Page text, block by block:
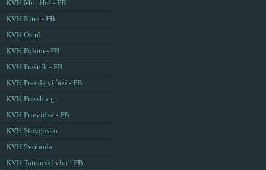
KVH Mor Ho! - FB
KVH Nitra - FB
KVH Ostrô
KVH Polom - FB
KVH Prašník - FB
KVH Pravda víťazí - FB
KVH Pressburg
KVH Prievidza - FB
KVH Slovensko
KVH Svoboda
KVH Tatranskí vlci - FB